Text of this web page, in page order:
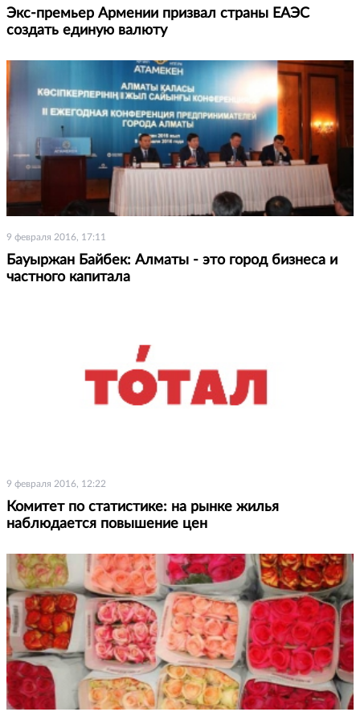
Экс-премьер Армении призвал страны ЕАЭС
создать единую валюту
9 февраля 2016, 17:11
Бауыржан Байбек: Алматы - это город бизнеса и
частного капитала
9 февраля 2016, 12:22
Комитет по статистике: на рынке жилья
наблюдается повышение цен